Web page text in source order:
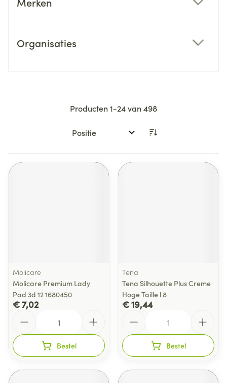
Organisaties
Producten1-24van498
Sorteer op:
Molicare
Molicare Premium Lady
Pad 3d 12 1680450
€ 7,02
Bestel
Tena
Tena Silhouette Plus Creme
Hoge Taille l 8
€ 19,44
Bestel